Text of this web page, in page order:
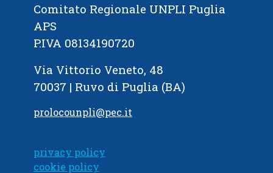
Comitato Regionale UNPLI Puglia
APS
P.IVA 08134190720
Via Vittorio Veneto, 48
70037 | Ruvo di Puglia (BA)
prolocounpli@pec.it
privacy policy
cookie policy